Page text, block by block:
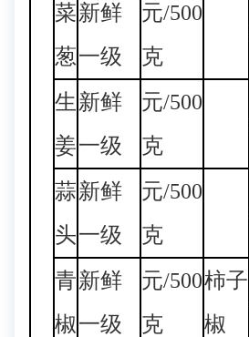
菜
葱
新鲜
一级
元/500
克
生
姜
新鲜
一级
元/500
克
蒜
头
新鲜
一级
元/500
克
青
椒
新鲜
一级
元/500
克
柿子
椒